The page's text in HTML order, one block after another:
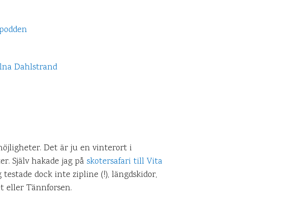
Det är ju en vinterort i
Själv hakade jag på skotersafari till Vita
testade dock inte zipline (!), längdskidor,
eller Tännforsen.